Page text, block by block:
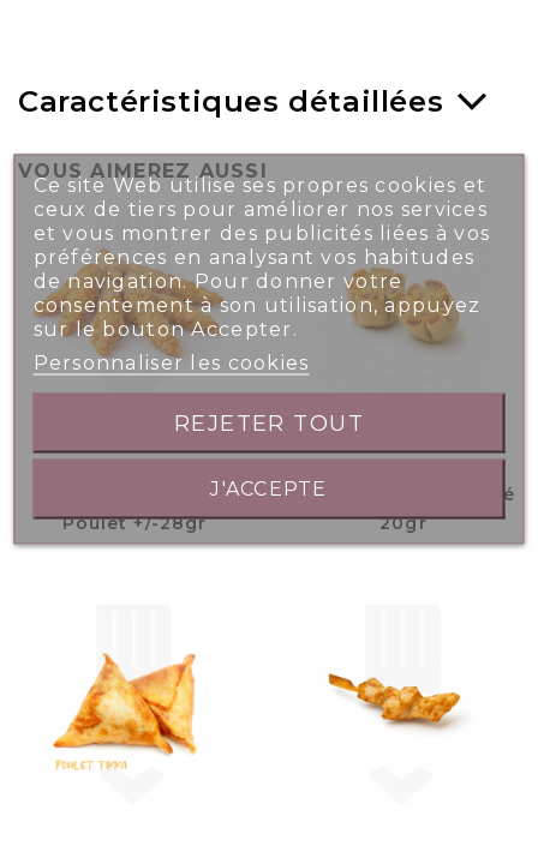
Caractéristiques détaillées
VOUS AIMEREZ AUSSI
Mini Aiguillettes
Poulet +/-28gr
Bouchées Poulet Saté
20gr
Ce site Web utilise ses propres cookies et
ceux de tiers pour améliorer nos services
et vous montrer des publicités liées à vos
préférences en analysant vos habitudes
de navigation. Pour donner votre
consentement à son utilisation, appuyez
sur le bouton Accepter.
Personnaliser les cookies
REJETER TOUT
J'ACCEPTE